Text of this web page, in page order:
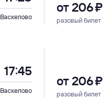
Васкелово
от 206 ⁠₽
разовый билет
17:45
Васкелово
от 206 ⁠₽
разовый билет